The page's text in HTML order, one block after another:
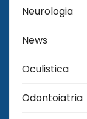
Neurologia
News
Oculistica
Odontoiatria